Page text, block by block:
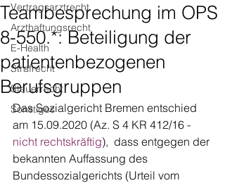
Vertragsarztrecht
Arzthaftungsrecht
E-Health
Strafrecht
Steuerrecht
Sonstiges
Teambesprechung im OPS
8-550.*: Beteiligung der
patientenbezogenen
Berufsgruppen
Das Sozialgericht Bremen entschied
am 15.09.2020 (Az. S 4 KR 412/16 -
nicht rechtskräftig),  dass entgegen der
bekannten Auffassung des
Bundessozialgerichts (Urteil vom